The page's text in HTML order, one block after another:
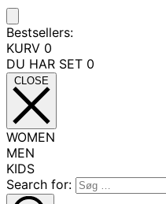
Bestsellers:
KURV 0
DU HAR SET 0
CLOSE
WOMEN
MEN
KIDS
Search for: